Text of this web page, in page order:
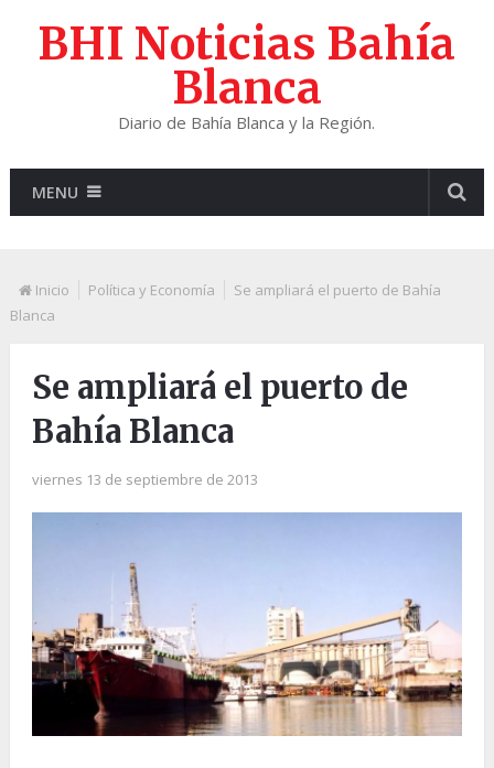
BHI Noticias Bahía
Blanca
Diario de Bahía Blanca y la Región.
MENU
Inicio Política y Economía
Se ampliará el puerto de Bahía
Blanca
Se ampliará el puerto de
Bahía Blanca
viernes 13 de septiembre de 2013